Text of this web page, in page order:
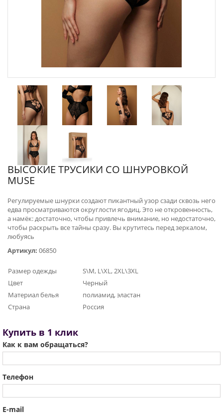
ВЫСОКИЕ ТРУСИКИ СО ШНУРОВКОЙ
MUSE
Регулируемые шнурки создают пикантный узор сзади сквозь него
едва просматриваются округлости ягодиц. Это не откровенность,
а намёк: достаточно, чтобы привлечь внимание, но недостаточно,
чтобы раскрыть все тайны сразу. Вы крутитесь перед зеркалом,
любуясь
Артикул: 06850
Размер одежды
S\M, L\XL, 2XL\3XL
Цвет
Черный
Материал белья
полиамид, эластан
Страна
Россия
Купить в 1 клик
Как к вам обращаться?
Телефон
E-mail